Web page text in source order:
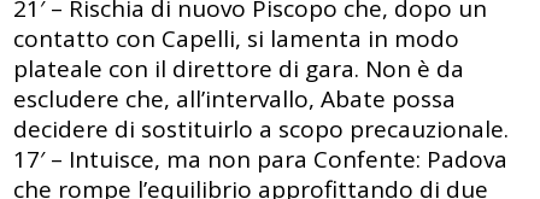
21′ – Rischia di nuovo Piscopo che, dopo un
contatto con Capelli, si lamenta in modo
plateale con il direttore di gara. Non è da
escludere che, all’intervallo, Abate possa
decidere di sostituirlo a scopo precauzionale.
17′ – Intuisce, ma non para Confente: Padova
che rompe l’equilibrio approfittando di due